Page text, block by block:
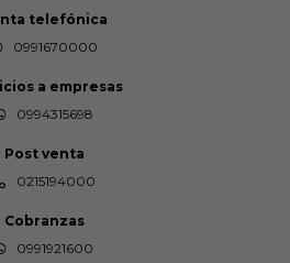
telefónica
0991670000
a empresas
0994315698
Post venta
0215194000
Cobranzas
0991921600